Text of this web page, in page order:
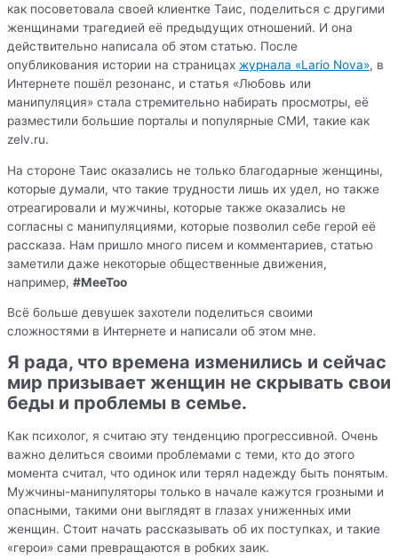
как посоветовала своей клиентке Таис, поделиться с другими
женщинами трагедией её предыдущих отношений. И она
действительно написала об этом статью. После
опубликования истории на страницах журнала «Lario Nova», в
Интернете пошёл резонанс, и статья «Любовь или
манипуляция» стала стремительно набирать просмотры, её
разместили большие порталы и популярные СМИ, такие как
zelv.ru.
На стороне Таис оказались не только благодарные женщины,
которые думали, что такие трудности лишь их удел, но также
отреагировали и мужчины, которые также оказались не
согласны с манипуляциями, которые позволил себе герой её
рассказа. Нам пришло много писем и комментариев, статью
заметили даже некоторые общественные движения,
например, #MeeToo
Всё больше девушек захотели поделиться своими
сложностями в Интернете и написали об этом мне.
Я рада, что времена изменились и сейчас
мир призывает женщин не скрывать свои
беды и проблемы в семье.
Как психолог, я считаю эту тенденцию прогрессивной. Очень
важно делиться своими проблемами с теми, кто до этого
момента считал, что одинок или терял надежду быть понятым.
Мужчины-манипуляторы только в начале кажутся грозными и
опасными, такими они выглядят в глазах униженных ими
женщин. Стоит начать рассказывать об их поступках, и такие
«герои» сами превращаются в робких заик.